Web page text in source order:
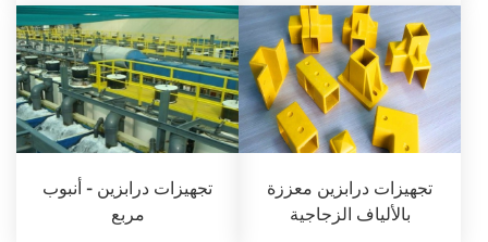
تجهيزات درابزين - أنبوب
مربع
تجهيزات درابزين معززة
بالألياف الزجاجية